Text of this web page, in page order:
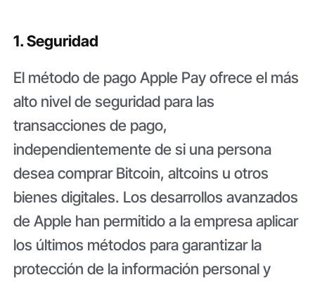
1. Seguridad
El método de pago Apple Pay ofrece el más
alto nivel de seguridad para las
transacciones de pago,
independientemente de si una persona
desea comprar Bitcoin, altcoins u otros
bienes digitales. Los desarrollos avanzados
de Apple han permitido a la empresa aplicar
los últimos métodos para garantizar la
protección de la información personal y